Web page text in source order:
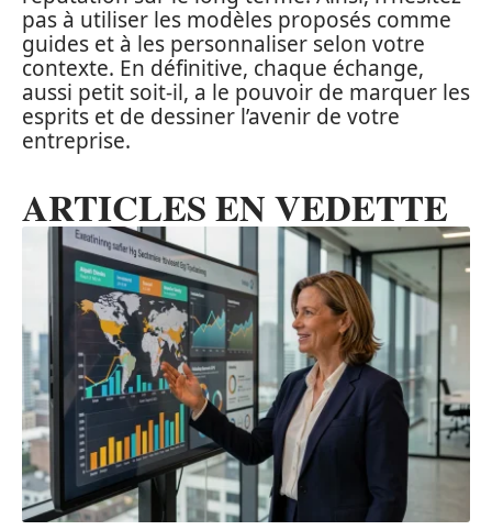
pas à utiliser les modèles proposés comme
guides et à les personnaliser selon votre
contexte. En définitive, chaque échange,
aussi petit soit-il, a le pouvoir de marquer les
esprits et de dessiner l’avenir de votre
entreprise.
ARTICLES EN VEDETTE